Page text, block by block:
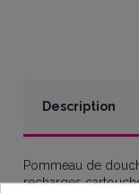
Description
Pommeau de
recharges